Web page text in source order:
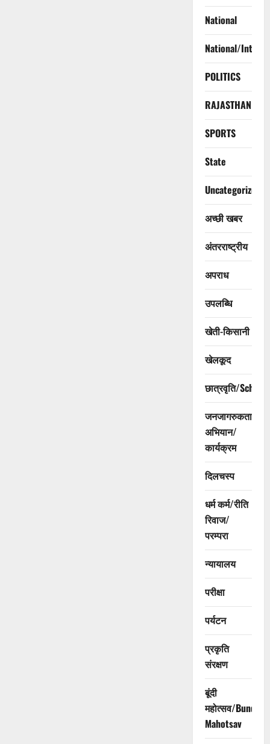
National
National/
POLITICS
RAJASTHAN
SPORTS
State
Uncategorized
अच्छी खबर
अंतरराष्ट्रीय
अपराध
उपलब्धि
खेती-किसानी
खेलकूद
छात्रवृति/
जनजागरुकता
अभियान/
कार्यक्रम
दिलचस्प
धर्म कर्म/रीति
रिवाज/
परम्परा
न्यायालय
परीक्षा
पर्यटन
प्रकृति
संरक्षण
बूंदी
महोत्सव/Bundi
Mahotsav